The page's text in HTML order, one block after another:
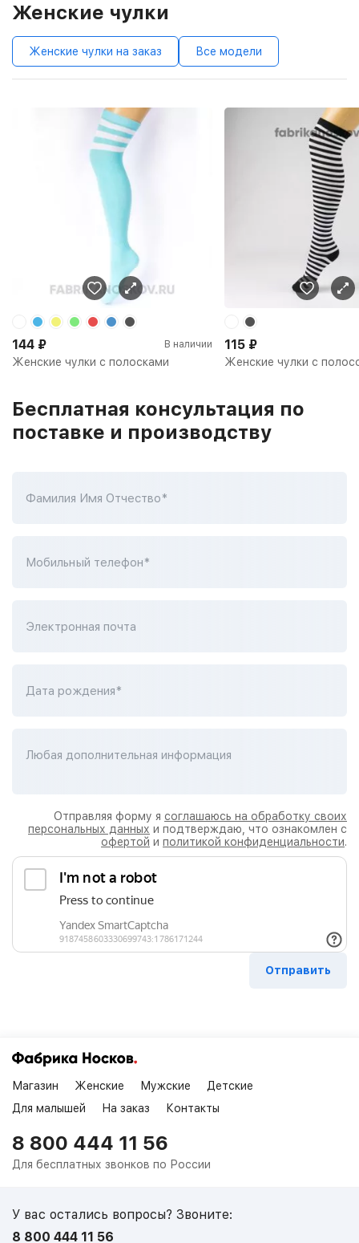
Женские чулки
Женские чулки на заказ Все модели
Женские чулки с полосками
144 ₽ В наличии
Женские чулки с
115 ₽
Бесплатная консультация по
поставке и производству
Фамилия Имя Отчество*
Мобильный телефон*
Электронная почта
Дата рождения*
Любая дополнительная информация
Отправляя форму я соглашаюсь на обработку своих
персональных данных и подтверждаю, что ознакомлен с
офертой и политикой конфиденциальности.
Магазин Женские Мужские
Детские
Для малышей
На заказ Контакты
8 800 444 11 56
Для бесплатных звонков по России
У вас остались вопросы? Звоните:
8 800 444 11 56